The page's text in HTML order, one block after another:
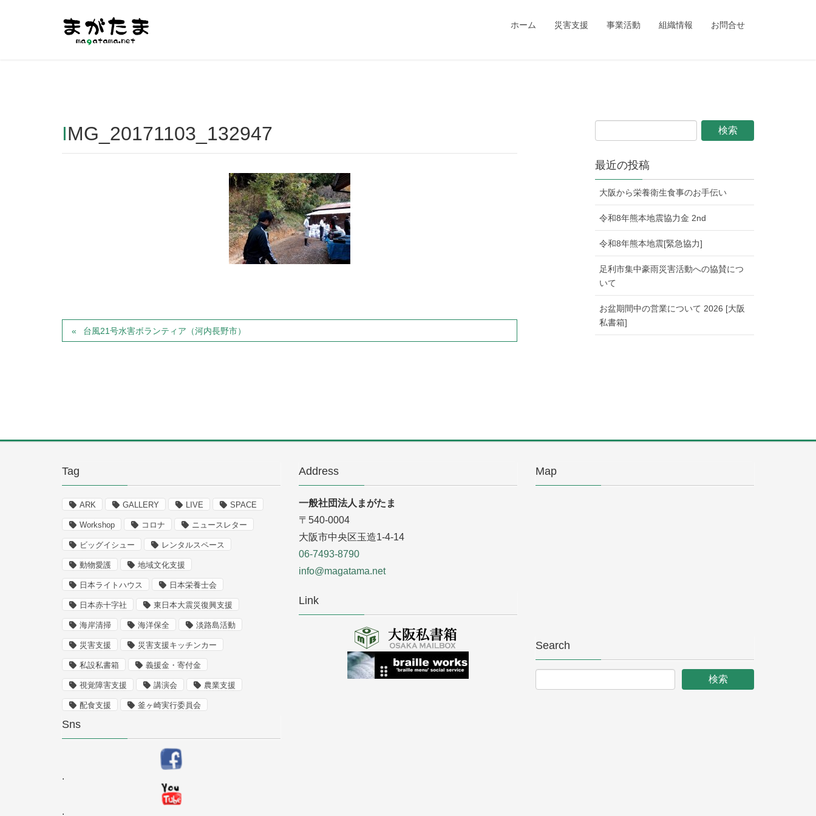
: Undefined array key "HTTP_REFERER" in /home/r2549115/public_html/magatama.net/wp-content/themes/lightning_child/single.php on line1
ホーム 災害支援 事業活動 組織情報 お問合せ
IMG_20171103_132947
台風21号水害ボランティア（河内長野市）
最近の投稿
大阪から栄養衛生食事のお手伝い
令和8年熊本地震協力金 2nd
令和8年熊本地震[緊急協力]
足利市集中豪雨災害活動への協賛につ
いて
お盆期間中の営業について 2026 [大阪
私書箱]
Tag
ARK GALLERY LIVE SPACE
Workshop コロナ ニュースレター
ビッグイシュー レンタルスペース
動物愛護 地域文化支援
日本ライトハウス 日本栄養士会
日本赤十字社 東日本大震災復興支援
海岸清掃 海洋保全 淡路島活動
災害支援 災害支援キッチンカー
私設私書箱 義援金・寄付金
視覚障害支援 講演会 農業支援
配食支援 釜ヶ崎実行委員会
Sns
.
.
Address
一般社団法人まがたま
〒540-0004
大阪市中央区玉造1-4-14
06-7493-8790
info@magatama.net
Link
Map
Search